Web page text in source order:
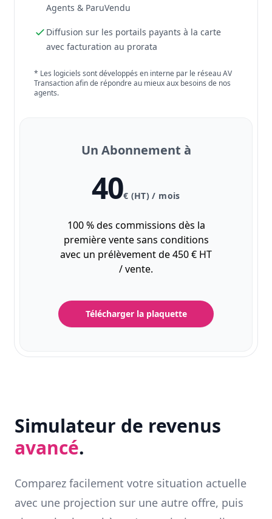
Agents & ParuVendu
Diffusion sur les portails payants à la carte
avec facturation au prorata
* Les logiciels sont développés en interne par le réseau AV
Transaction afin de répondre au mieux aux besoins de nos
agents.
Un Abonnement à
40€ (HT) / mois
100 % des commissions dès la
première vente sans conditions
avec un prélèvement de 450 € HT
/ vente.
Télécharger la plaquette
Simulateur de revenus
avancé.
Comparez facilement votre situation actuelle
avec une projection sur une autre offre, puis